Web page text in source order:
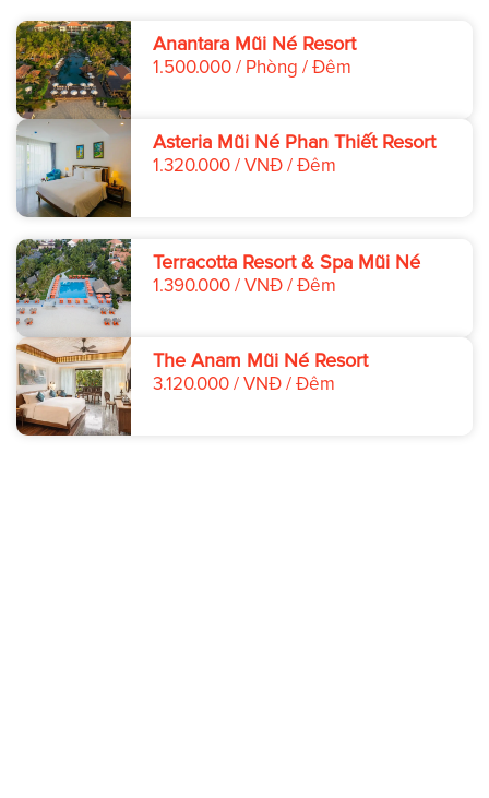
Anantara Mũi Né Resort
1.500.000 / Phòng / Đêm
Asteria Mũi Né Phan Thiết Resort
1.320.000 / VNĐ / Đêm
Terracotta Resort & Spa Mũi Né
1.390.000 / VNĐ / Đêm
The Anam Mũi Né Resort
3.120.000 / VNĐ / Đêm